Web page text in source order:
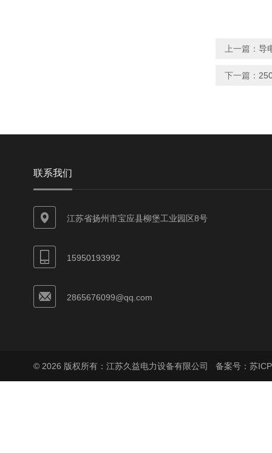
上一篇： 导
下一篇：
联系我们
江苏省扬州市宝应县柳堡工业园区8号
15950193992
2865676099@qq.com
© 2026 版权所有：江苏久益电力设备有限公司 备案号：苏